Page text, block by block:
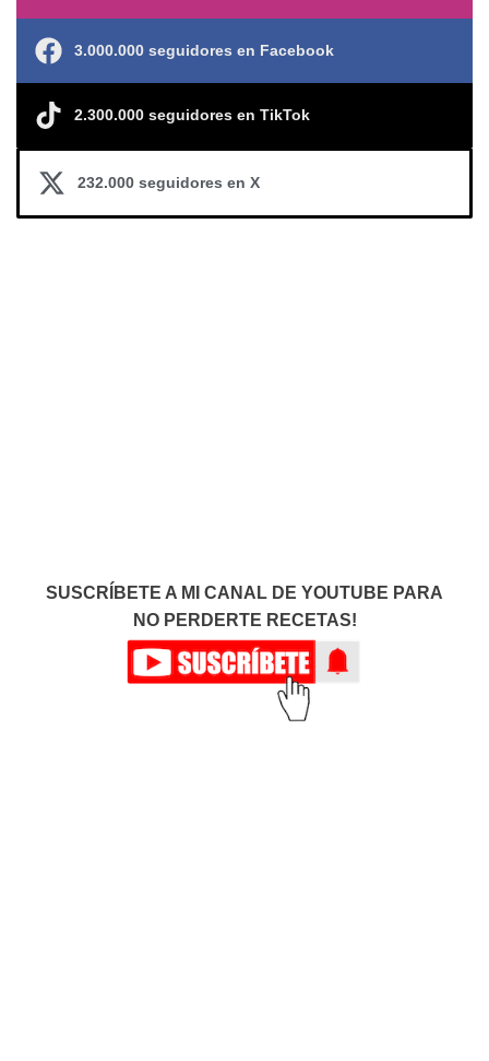
3.000.000 seguidores en Facebook
2.300.000 seguidores en TikTok
232.000 seguidores en X
SUSCRÍBETE A MI CANAL DE YOUTUBE PARA
NO PERDERTE RECETAS!